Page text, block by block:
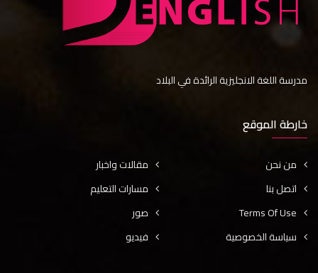
مدرسة اللغة الانجليزية الرائدة في البلاد
خارطة الموقع
من نحن
اتصل بنا
Terms Of Use
سياسة الخصوصية
مقالات واخبار
مسارات التعليم
صور
فيديو